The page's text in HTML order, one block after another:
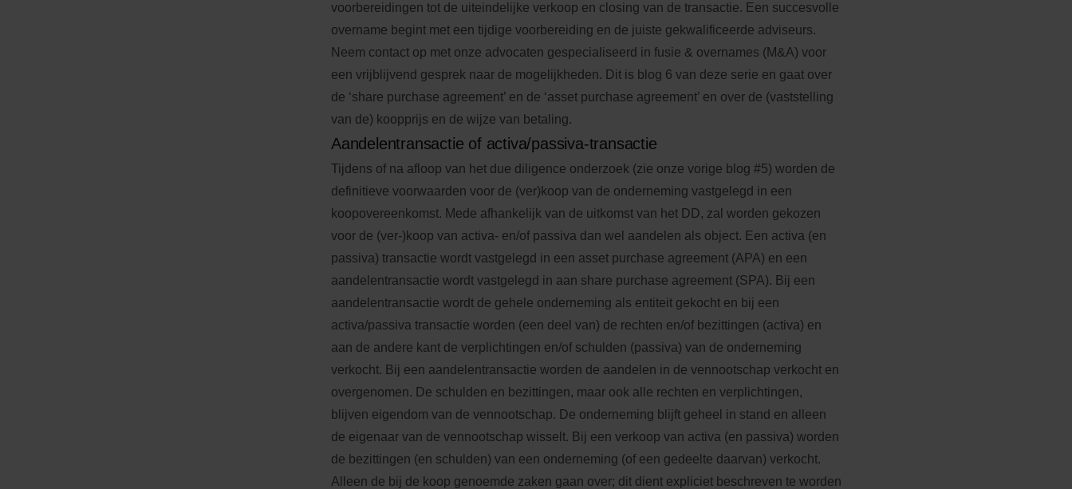
voorbereidingen tot de uiteindelijke verkoop en closing van de transactie. Een succesvolle
overname begint met een tijdige voorbereiding en de juiste gekwalificeerde adviseurs.
Neem contact op met onze advocaten gespecialiseerd in fusie & overnames (M&A) voor
een vrijblijvend gesprek naar de mogelijkheden. Dit is blog 6 van deze serie en gaat over
de ‘share purchase agreement’ en de ‘asset purchase agreement’ en over de (vaststelling
van de) koopprijs en de wijze van betaling.
Aandelentransactie of activa/passiva-transactie
Tijdens of na afloop van het due diligence onderzoek (zie onze vorige blog #5) worden de
definitieve voorwaarden voor de (ver)koop van de onderneming vastgelegd in een
koopovereenkomst. Mede afhankelijk van de uitkomst van het DD, zal worden gekozen
voor de (ver-)koop van activa- en/of passiva dan wel aandelen als object. Een activa (en
passiva) transactie wordt vastgelegd in een asset purchase agreement (APA) en een
aandelentransactie wordt vastgelegd in aan share purchase agreement (SPA). Bij een
aandelentransactie wordt de gehele onderneming als entiteit gekocht en bij een
activa/passiva transactie worden (een deel van) de rechten en/of bezittingen (activa) en
aan de andere kant de verplichtingen en/of schulden (passiva) van de onderneming
verkocht. Bij een aandelentransactie worden de aandelen in de vennootschap verkocht en
overgenomen. De schulden en bezittingen, maar ook alle rechten en verplichtingen,
blijven eigendom van de vennootschap. De onderneming blijft geheel in stand en alleen
de eigenaar van de vennootschap wisselt. Bij een verkoop van activa (en passiva) worden
de bezittingen (en schulden) van een onderneming (of een gedeelte daarvan) verkocht.
Alleen de bij de koop genoemde zaken gaan over; dit dient expliciet beschreven te worden